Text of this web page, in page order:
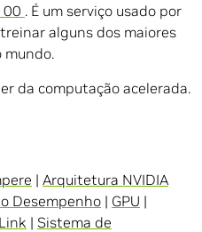
. É um serviço usado por
alguns dos maiores
mundo.
da computação acelerada.
| Arquitetura NVIDIA
Desempenho | GPU |
| Sistema de